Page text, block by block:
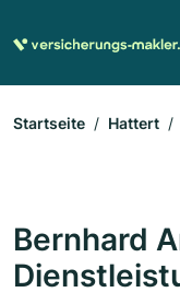
Startseite Hattert
Bernhard